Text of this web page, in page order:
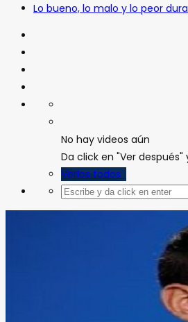
Lo bueno, lo malo y lo peor
No hay videos aún
Da click en "Ver
Verlos todos